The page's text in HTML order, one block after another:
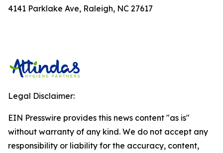
4141 Parklake Ave, Raleigh, NC 27617
Legal Disclaimer:
EIN Presswire provides this news content "as is"
without warranty of any kind. We do not accept any
responsibility or liability for the accuracy, content,